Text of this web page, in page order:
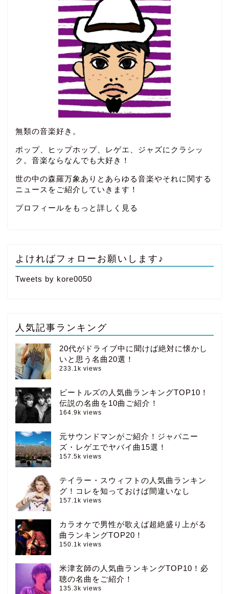
無類の音楽好き。
ポップ、ヒップホップ、レゲエ、ジャズにクラシッ
ク。音楽ならなんでも大好き！
世の中の森羅万象ありとあらゆる音楽やそれに関する
ニュースをご紹介していきます！
プロフィールをもっと詳しく見る
よければフォローお願いします♪
Tweets by kore0050
人気記事ランキング
20代がドライブ中に聞けば絶対に懐かし
いと思う名曲20選！
233.1k views
ビートルズの人気曲ランキングTOP10！
伝説の名曲を10曲ご紹介！
164.9k views
元サウンドマンがご紹介！ジャパニー
ズ・レゲエでヤバイ曲15選！
157.5k views
テイラー・スウィフトの人気曲ランキン
グ！コレを知っておけば間違いなし
157.1k views
カラオケで男性が歌えば超絶盛り上がる
曲ランキングTOP20！
150.1k views
米津玄師の人気曲ランキングTOP10！必
聴の名曲をご紹介！
135.3k views